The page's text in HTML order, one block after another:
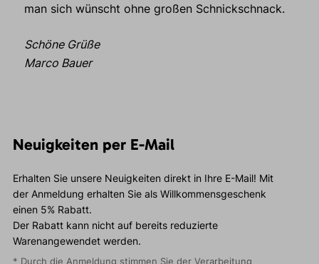
man sich wünscht ohne großen Schnickschnack.
Schöne Grüße
Marco Bauer
Neuigkeiten per E-Mail
Erhalten Sie unsere Neuigkeiten direkt in Ihre E-Mail! Mit
der Anmeldung erhalten Sie als Willkommensgeschenk
einen 5% Rabatt.
Der Rabatt kann nicht auf bereits reduzierte
Warenangewendet werden.
* Durch die Anmeldung stimmen Sie der Verarbeitung